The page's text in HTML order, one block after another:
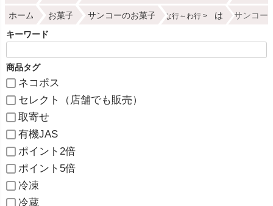
ホーム お菓子 サンコーのお菓子 な行～わ行 は サンコー
キーワード
商品タグ
ネコポス
セレクト（店舗でも販売）
取寄せ
有機JAS
ポイント2倍
ポイント5倍
冷凍
冷蔵